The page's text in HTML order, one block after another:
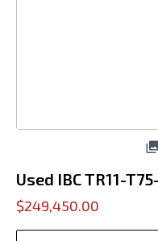
Used IBC TR11-
$249,450.00